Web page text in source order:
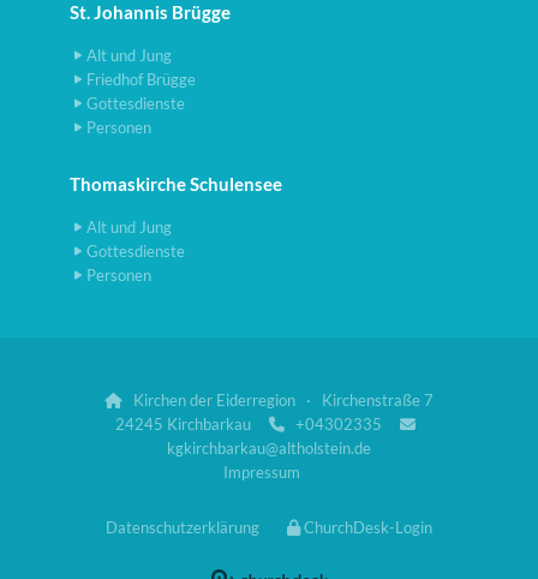
St. Johannis Brügge
Alt und Jung
Friedhof Brügge
Gottesdienste
Personen
Thomaskirche Schulensee
Alt und Jung
Gottesdienste
Personen

Kirchen der Eiderregion · Kirchenstraße 7
24245 Kirchbarkau
 +04302335 
kgkirchbarkau@altholstein.de
Impressum
Datenschutzerklärung ChurchDesk-Login